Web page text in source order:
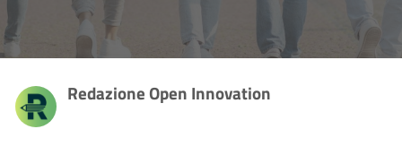
Redazione Open Innovation